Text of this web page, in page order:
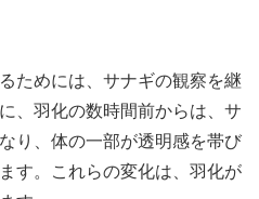
ためには、サナギの観察を継
、羽化の数時間前からは、サ
り、体の一部が透明感を帯び
す。これらの変化は、羽化が